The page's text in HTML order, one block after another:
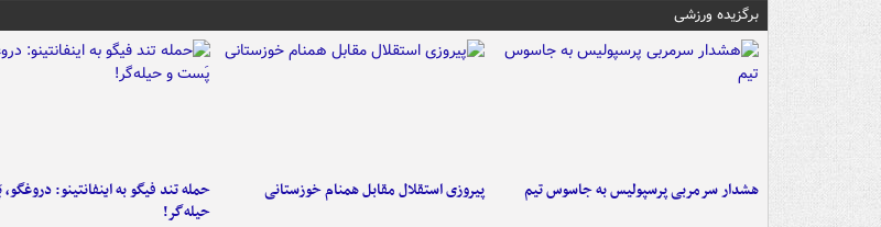
برگزیده ورزشی
هشدار سرمربی پرسپولیس به جاسوس تیم پیروزی استقلال مقابل همنام خوزستانی
حمله تند فیگو به اینفانتینو:
حیله‌گر!